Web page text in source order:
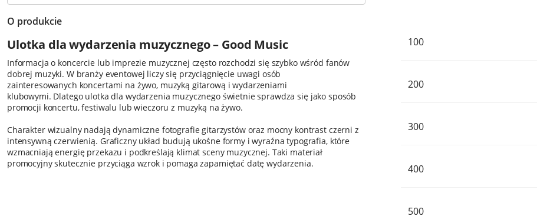
O produkcie
Ulotka dla wydarzenia muzycznego – Good Music
Informacja o koncercie lub imprezie muzycznej często rozchodzi się szybko wśród fanów
dobrej muzyki. W branży eventowej liczy się przyciągnięcie uwagi osób
zainteresowanych koncertami na żywo, muzyką gitarową i wydarzeniami
klubowymi. Dlatego ulotka dla wydarzenia muzycznegoświetnie sprawdza się jako sposób
promocji koncertu, festiwalu lub wieczoru z muzyką na żywo.
Charakter wizualny nadają dynamiczne fotografie gitarzystów oraz mocny kontrast czerni z
intensywną czerwienią. Graficzny układ budują ukośne formy i wyraźna typografia, które
wzmacniają energię przekazu i podkreślają klimat sceny muzycznej. Taki materiał
promocyjny skutecznie przyciąga wzrok i pomaga zapamiętać datę wydarzenia.
100
200
300
400
500